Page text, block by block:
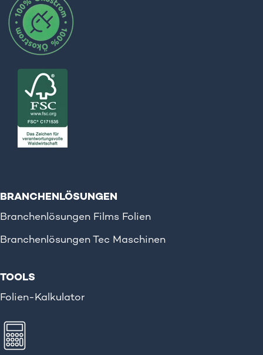
BRANCHENLÖSUNGEN
Branchenlösungen Films Folien
Branchenlösungen Tec Maschinen
TOOLS
Folien-Kalkulator